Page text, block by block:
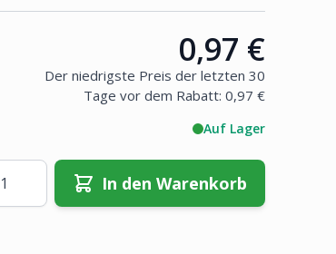
Price:
0,97 €
Der niedrigste Preis der letzten 30
Tage vor dem Rabatt: 0,97 €
Auf Lager
In den Warenkorb